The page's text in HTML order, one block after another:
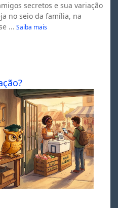
secretos e sua variação
no seio da família, na
... Saiba mais